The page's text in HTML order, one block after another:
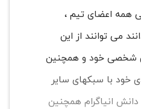
همه اعضای تیم ،
می توانند از این
شخصی خود و همچنین
خود با سبکهای سایر
انیاگرام همچنین